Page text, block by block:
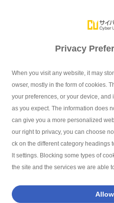
Privacy
When you visit any website, it may
owser, mostly in the form of cookies.
your preferences, or your device, and
as you expect. The information does
can give you a more personalized
our right to privacy, you can choose
ck on the different category headings
lt settings. Blocking some types of
the site and the services we are able
安藤 正英
サイバー大学TOP 学部紹介 教